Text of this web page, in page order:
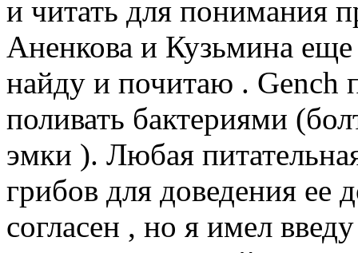
и читать для понимания
Аненкова и Кузьмина
найду и почитаю . Gench
поливать бактериями
эмки ). Любая
грибов для доведения ее
согласен , но я имел